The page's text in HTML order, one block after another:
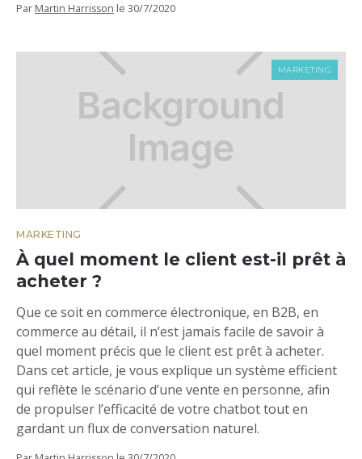
Par Martin Harrisson le 30/7/2020
MARKETING
MARKETING
À quel moment le client est-il prêt à
acheter ?
Que ce soit en commerce électronique, en B2B, en
commerce au détail, il n’est jamais facile de savoir à
quel moment précis que le client est prêt à acheter.
Dans cet article, je vous explique un système efficient
qui reflète le scénario d’une vente en personne, afin
de propulser l’efficacité de votre chatbot tout en
gardant un flux de conversation naturel.